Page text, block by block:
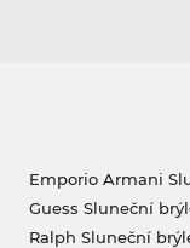
Emporio Armani
Guess Sluneční
Ralph Sluneční